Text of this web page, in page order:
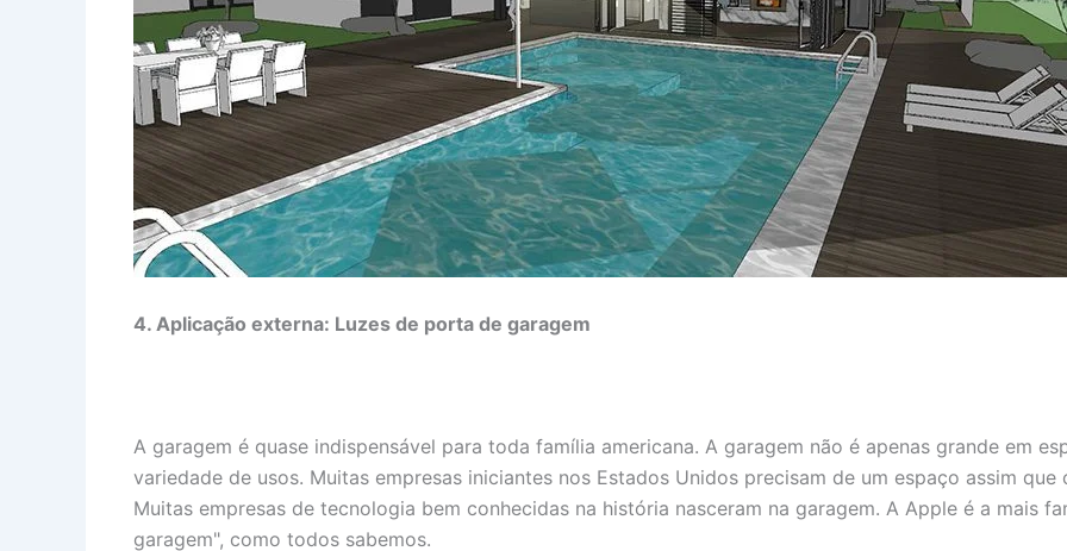
4. Aplicação externa: Luzes de porta de garagem
A garagem é quase indispensável para toda família americana. A garagem não é apenas grande em
variedade de usos. Muitas empresas iniciantes nos Estados Unidos precisam de um espaço assim
Muitas empresas de tecnologia bem conhecidas na história nasceram na garagem. A Apple é a mais
garagem", como todos sabemos.